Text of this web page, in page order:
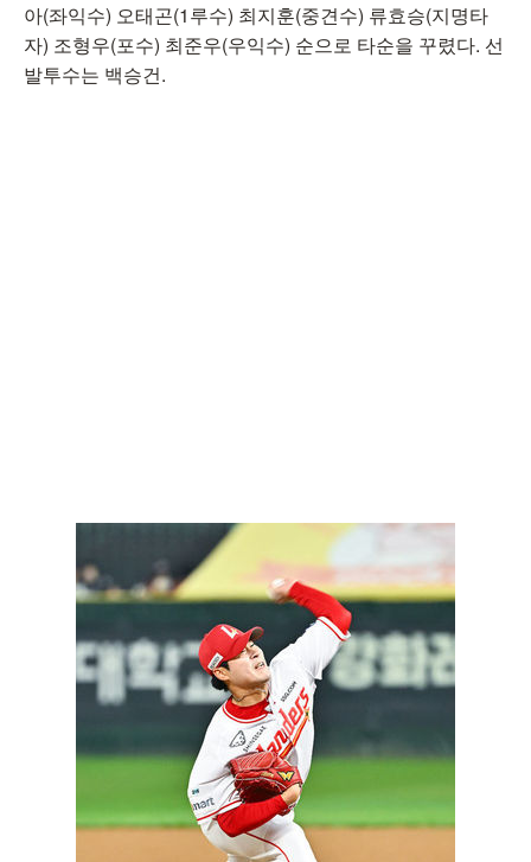
아(좌익수) 오태곤(1루수) 최지훈(중견수) 류효승(지명타
자) 조형우(포수) 최준우(우익수) 순으로 타순을 꾸렸다. 선
발투수는 백승건.